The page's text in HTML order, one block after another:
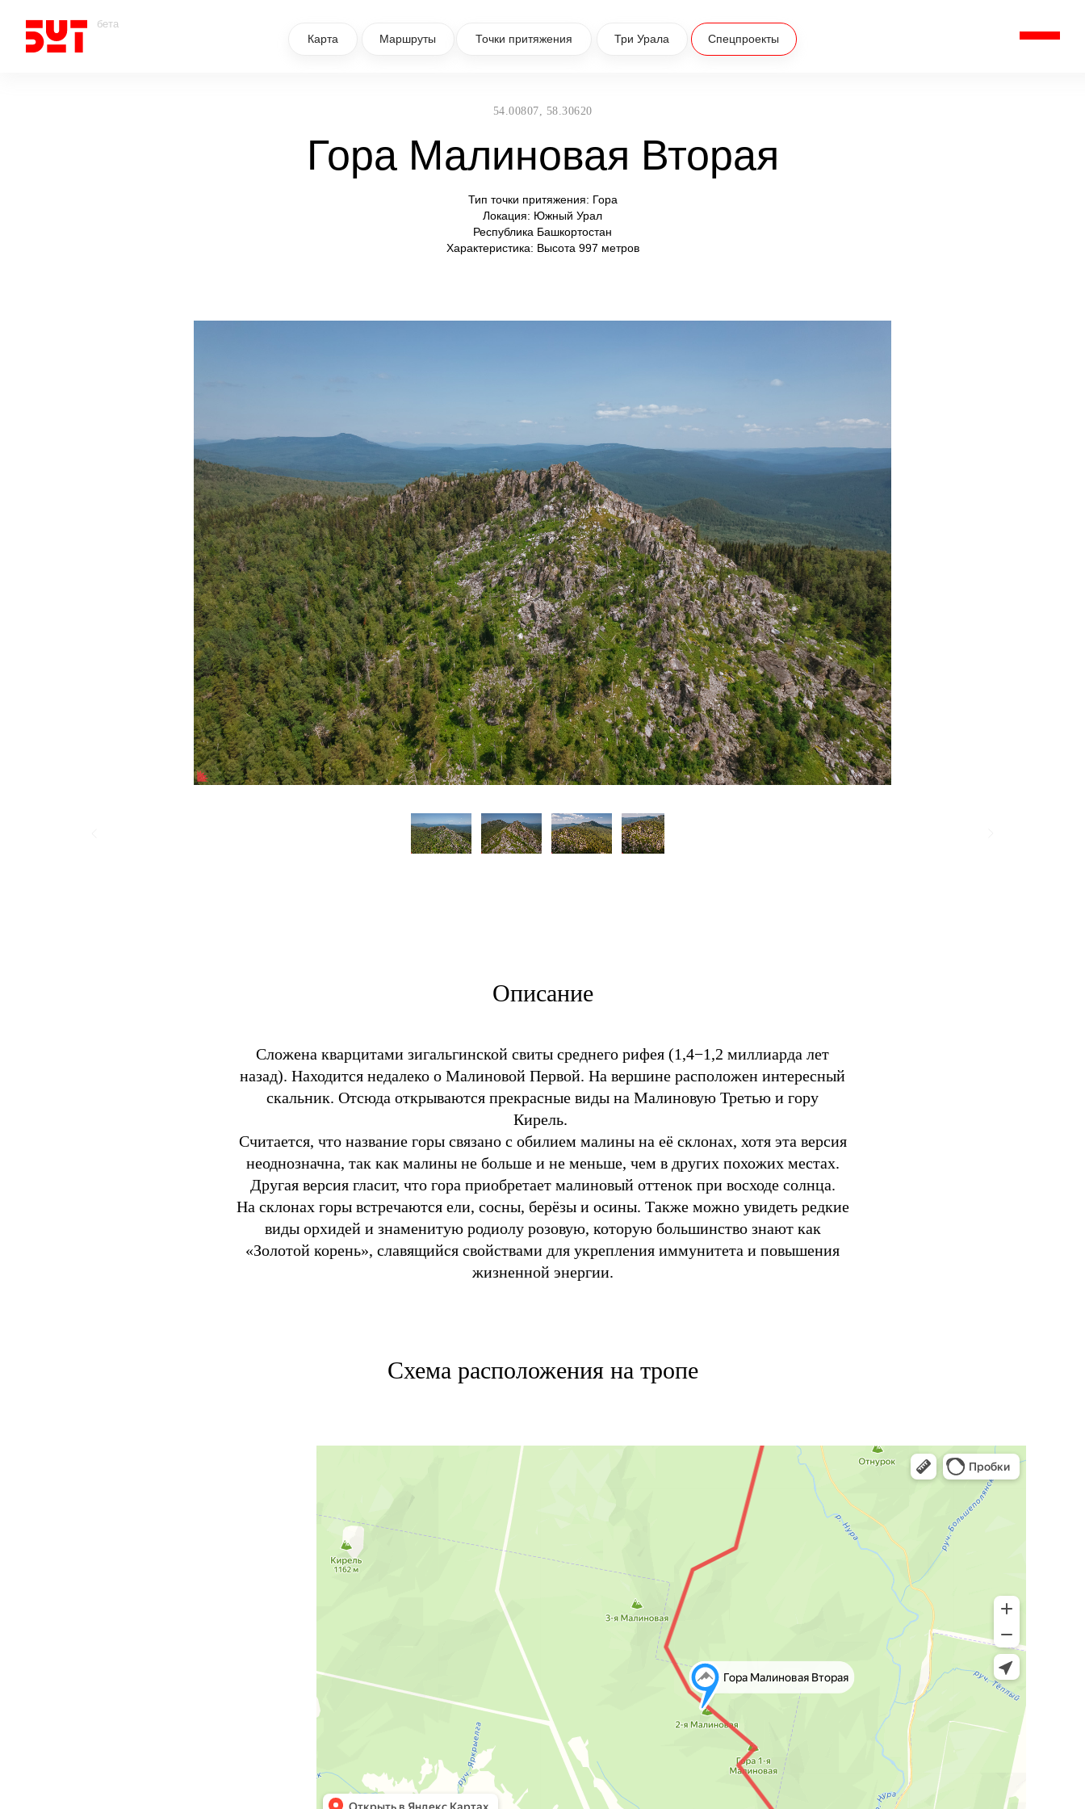
Карта Маршруты Точки притяжения Три Урала Спецпроекты
бета
54.00807, 58.30620
Гора Малиновая Вторая
Тип точки притяжения: Гора
Локация: Южный Урал
Республика Башкортостан
Характеристика: Высота 997 метров
Описание
Сложена кварцитами зигальгинской свиты среднего рифея (1,4−1,2 миллиарда лет
назад). Находится недалеко о Малиновой Первой. На вершине расположен интересный
скальник. Отсюда открываются прекрасные виды на Малиновую Третью и гору
Кирель.
Считается, что название горы связано с обилием малины на её склонах, хотя эта версия
неоднозначна, так как малины не больше и не меньше, чем в других похожих местах.
Другая версия гласит, что гора приобретает малиновый оттенок при восходе солнца.
На склонах горы встречаются ели, сосны, берёзы и осины. Также можно увидеть редкие
виды орхидей и знаменитую родиолу розовую, которую большинство знают как
«Золотой корень», славящийся свойствами для укрепления иммунитета и повышения
жизненной энергии.
Схема расположения на тропе